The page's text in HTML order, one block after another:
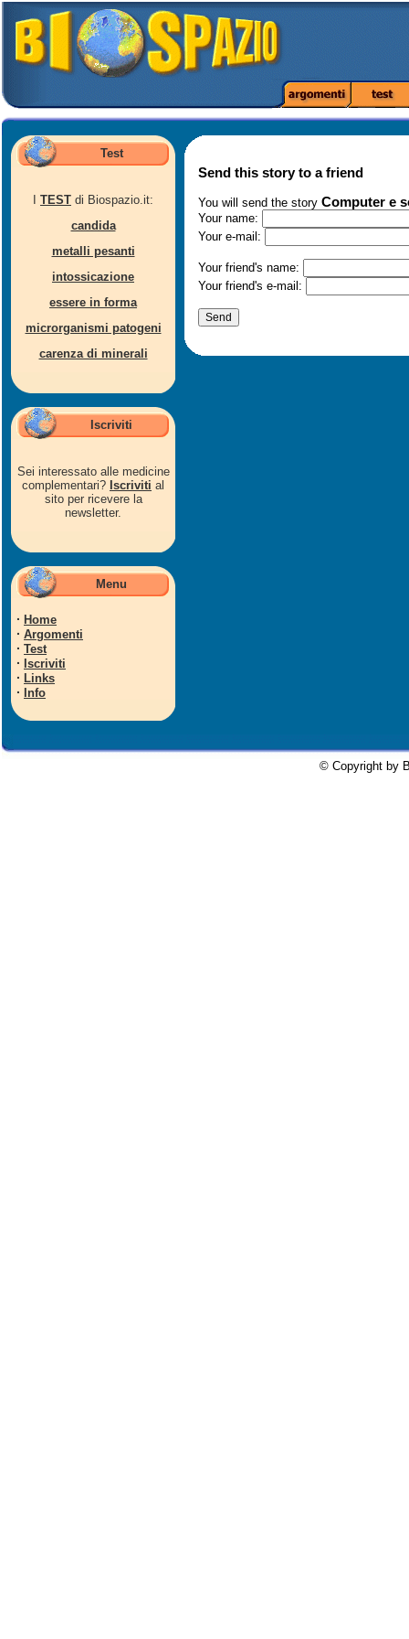
Test
TEST di Biospazio.it:
candida
metalli pesanti
intossicazione
essere in forma
microrganismi patogeni
carenza di minerali
Iscriviti
Sei interessato alle medicine
complementari? Iscriviti al
sito per ricevere la
newsletter.
Menu
· Home
· Argomenti
· Test
· Iscriviti
· Links
· Info
Send this story to a friend
You will send the story Computer e
Your name:
Your e-mail:
Your friend's name:
Your friend's e-mail:
© Copyright by